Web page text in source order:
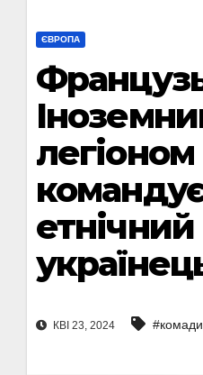
ЄВРОПА
легіоном
етнічний
КВІ 23, 2024